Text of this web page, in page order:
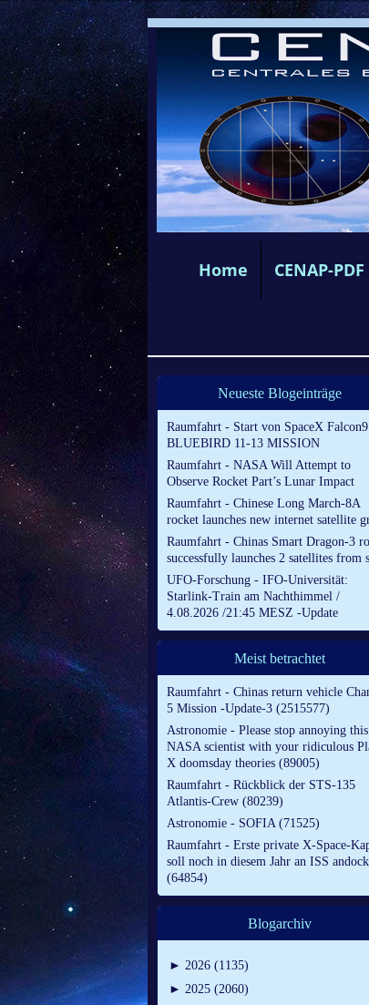
Home CENAP-
Neueste Blogeinträge
Raumfahrt - Start von SpaceX
BLUEBIRD 11-13 MISSION
Raumfahrt - NASA Will Attempt to
Observe Rocket Part’s Lunar Impact
Raumfahrt - Chinese Long March-8A
rocket launches new internet satellite
Raumfahrt - Chinas Smart Dragon-3
successfully launches 2 satellites from
UFO-Forschung - IFO-Universität:
Starlink-Train am Nachthimmel /
4.08.2026 /21:45 MESZ -Update
Meist betrachtet
Raumfahrt - Chinas return vehicle
5 Mission -Update-3 (2515577)
Astronomie - Please stop annoying this
NASA scientist with your ridiculous
X doomsday theories (89005)
Raumfahrt - Rückblick der STS-135
Atlantis-Crew (80239)
Astronomie - SOFIA (71525)
Raumfahrt - Erste private X-Space-
soll noch in diesem Jahr an ISS
(64854)
Blogarchiv
► 2026 (1135)
► 2025 (2060)